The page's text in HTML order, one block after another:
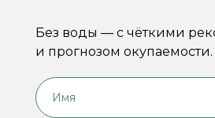
Без воды — с чёткими
и прогнозом окупаемости.